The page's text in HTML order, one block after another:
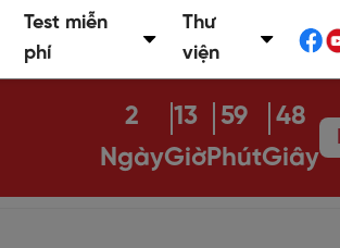
Test miễn
phí
Thư
viện
2
Ngày
13
Giờ
59
Phút
47
Giây